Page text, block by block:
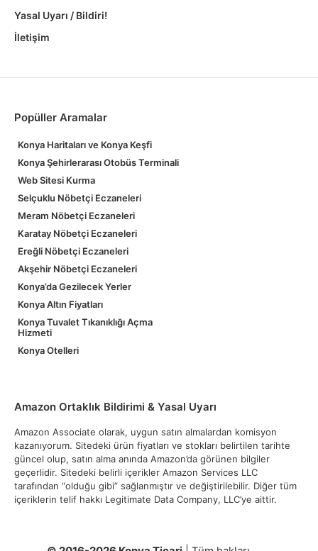
Yasal Uyarı / Bildiri!
İletişim
Popüller Aramalar
Konya Haritaları ve Konya Keşfi
Konya Şehirlerarası Otobüs Terminali
Web Sitesi Kurma
Selçuklu Nöbetçi Eczaneleri
Meram Nöbetçi Eczaneleri
Karatay Nöbetçi Eczaneleri
Ereğli Nöbetçi Eczaneleri
Akşehir Nöbetçi Eczaneleri
Konya’da Gezilecek Yerler
Konya Altın Fiyatları
Konya Tuvalet Tıkanıklığı Açma
Hizmeti
Konya Otelleri
Amazon Ortaklık Bildirimi & Yasal Uyarı
Amazon Associate olarak, uygun satın almalardan komisyon
kazanıyorum. Sitedeki ürün fiyatları ve stokları belirtilen tarihte
güncel olup, satın alma anında Amazon’da görünen bilgiler
geçerlidir. Sitedeki belirli içerikler Amazon Services LLC
tarafından “olduğu gibi” sağlanmıştır ve değiştirilebilir. Diğer tüm
içeriklerin telif hakkı Legitimate Data Company, LLC’ye aittir.